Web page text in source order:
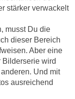
stärker verwackelt
musst Du die
dieser Bereich
Aber eine
Bilderserie wird
Und mit
ausreichend